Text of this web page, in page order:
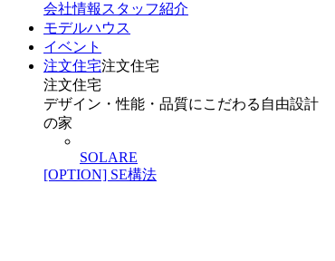
会社情報 スタッフ紹介
モデルハウス
イベント
注文住宅注文住宅
注文住宅
デザイン・性能・品質にこだわる自由設計
の家
SOLARE
[OPTION] SE構法